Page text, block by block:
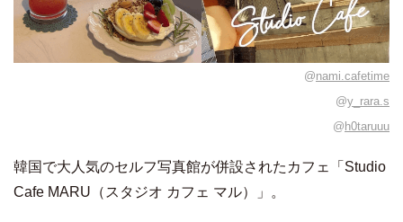
@nami.cafetime
@y_rara.s
@ h0taruuu
韓国で大人気のセルフ写真館が併設されたカフェ「Studio
Cafe MARU（スタジオ カフェ マル）」。